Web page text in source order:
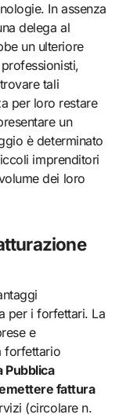
In assenza
delega al
un ulteriore
tali
per loro restare
un
è determinato
imprenditori
dei loro
per i forfettari. La
e
forfettario
Pubblica
fattura
(circolare n.